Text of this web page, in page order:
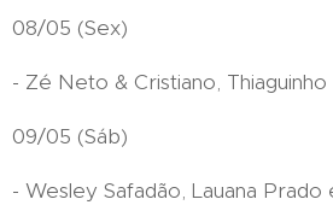
08/05 (Sex)
- Zé Neto & Cristiano,
09/05 (Sáb)
- Wesley Safadão, Lauana